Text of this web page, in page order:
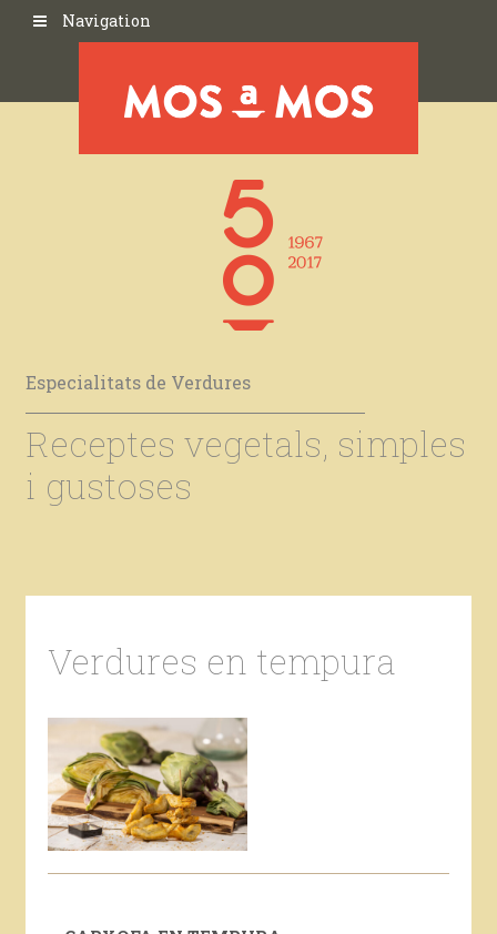
Navigation
Especialitats de Verdures
Receptes vegetals, simples
i gustoses
Verdures en tempura